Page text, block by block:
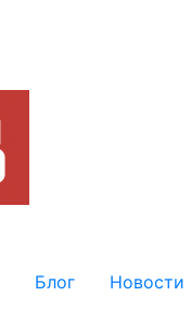
Блог Новости